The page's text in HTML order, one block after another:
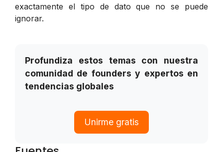
exactamente el tipo de dato que no se puede
ignorar.
Profundiza estos temas con nuestra
comunidad de founders y expertos en
tendencias globales
Unirme gratis